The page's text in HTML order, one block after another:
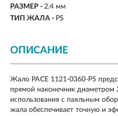
РАЗМЕР - 2.4 мм
ТИП ЖАЛА - PS
ОПИСАНИЕ
Жало PACE 1121-0360-P5
прямой наконечник диаметром
использования с паяльным
жала обеспечивает точную и